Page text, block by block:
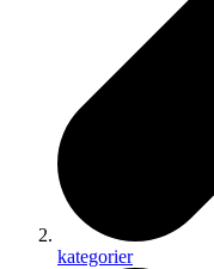
kategorier